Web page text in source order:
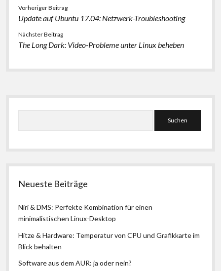
Vorheriger Beitrag
Update auf Ubuntu 17.04: Netzwerk-Troubleshooting
Nächster Beitrag
The Long Dark: Video-Probleme unter Linux beheben
Seitenleiste
Neueste Beiträge
Niri & DMS: Perfekte Kombination für einen
minimalistischen Linux-Desktop
Hitze & Hardware: Temperatur von CPU und Grafikkarte im
Blick behalten
Software aus dem AUR: ja oder nein?